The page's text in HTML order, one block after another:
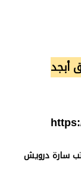
أبجد
سارة درويش